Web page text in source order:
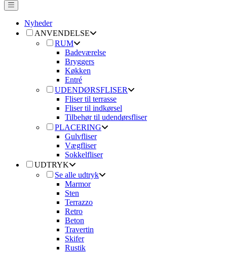
Nyheder
ANVENDELSE
RUM
Badeværelse
Bryggers
Køkken
Entré
UDENDØRSFLISER
Fliser til terrasse
Fliser til indkørsel
Tilbehør til udendørsfliser
PLACERING
Gulvfliser
Vægfliser
Sokkelfliser
UDTRYK
Se alle udtryk
Marmor
Sten
Terrazzo
Retro
Beton
Travertin
Skifer
Rustik